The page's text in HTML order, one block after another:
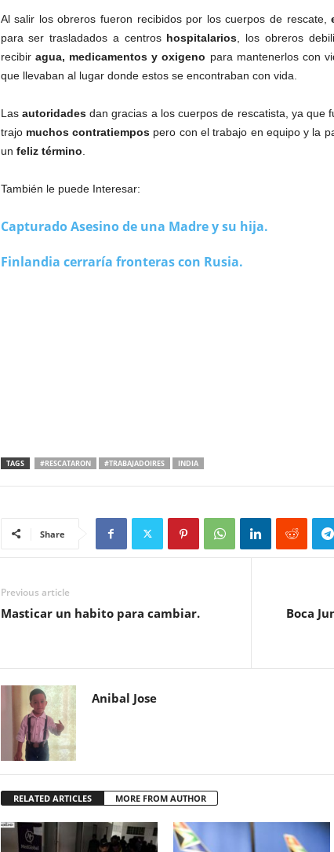
Al salir los obreros fueron recibidos por los cuerpos de rescate,
para ser trasladados a centros hospitalarios , los obreros
recibir agua, medicamentos y oxigeno para mantenerlos con
que llevaban al lugar donde estos se encontraban con vida.
Las autoridadesdan gracias a los cuerpos de rescatista, ya que
trajo muchos contratiempos pero con el trabajo en equipo y la
un feliz término
También le puede Interesar:
Capturado Asesino de una Madre y su hija.
Finlandia cerraría fronteras con Rusia.
TAGS #RESCATARON #TRABAJADOIRES INDIA
Share
Previous article
Masticar un habito para cambiar.
Boca
Anibal Jose
RELATED ARTICLES MORE FROM AUTHOR